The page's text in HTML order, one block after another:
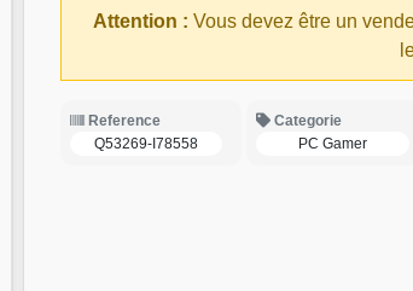
Attention : Vous devez être un
Reference
Q53269-I78558
Categorie
PC Gamer